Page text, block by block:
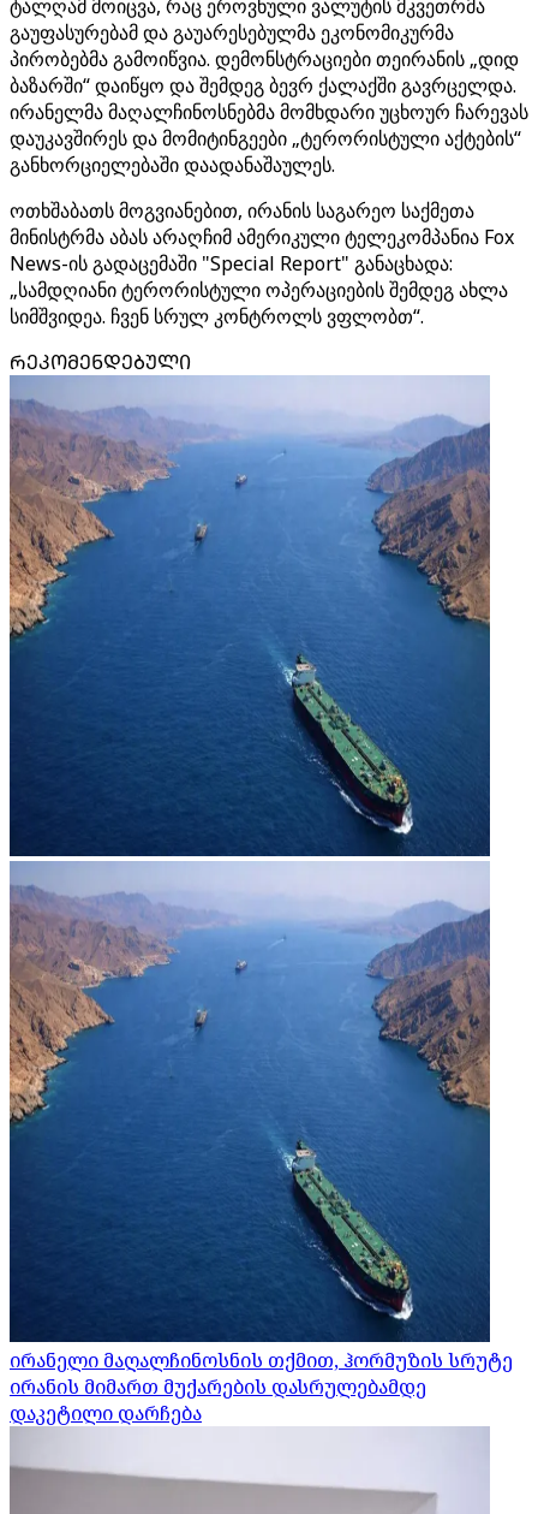
ტალღამ მოიცვა, რაც ეროვნული ვალუტის მკვეთრმა
გაუფასურებამ და გაუარესებულმა ეკონომიკურმა
პირობებმა გამოიწვია. დემონსტრაციები თეირანის „დიდ
ბაზარში“ დაიწყო და შემდეგ ბევრ ქალაქში გავრცელდა.
ირანელმა მაღალჩინოსნებმა მომხდარი უცხოურ ჩარევას
დაუკავშირეს და მომიტინგეები „ტერორისტული აქტების“
განხორციელებაში დაადანაშაულეს.
ოთხშაბათს მოგვიანებით, ირანის საგარეო საქმეთა
მინისტრმა აბას არაღჩიმ ამერიკული ტელეკომპანია Fox
News-ის გადაცემაში "Special Report" განაცხადა:
„სამდღიანი ტერორისტული ოპერაციების შემდეგ ახლა
სიმშვიდეა. ჩვენ სრულ კონტროლს ვფლობთ“.
ᲠᲔᲙᲝᲛᲔᲜᲓᲔᲑᲣᲚᲘ
ირანელი მაღალჩინოსნის თქმით, ჰორმუზის სრუტე
ირანის მიმართ მუქარების დასრულებამდე
დაკეტილი დარჩება